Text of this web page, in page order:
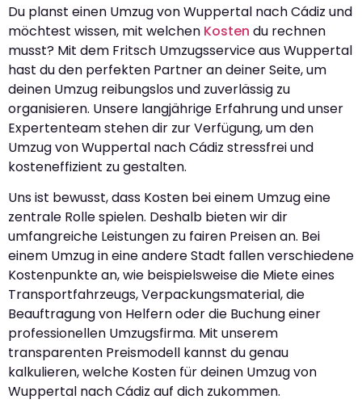
Du planst einen Umzug von Wuppertal nach Cádiz und
möchtest wissen, mit welchen Kosten du rechnen
musst? Mit dem Fritsch Umzugsservice aus Wuppertal
hast du den perfekten Partner an deiner Seite, um
deinen Umzug reibungslos und zuverlässig zu
organisieren. Unsere langjährige Erfahrung und unser
Expertenteam stehen dir zur Verfügung, um den
Umzug von Wuppertal nach Cádiz stressfrei und
kosteneffizient zu gestalten.
Uns ist bewusst, dass Kosten bei einem Umzug eine
zentrale Rolle spielen. Deshalb bieten wir dir
umfangreiche Leistungen zu fairen Preisen an. Bei
einem Umzug in eine andere Stadt fallen verschiedene
Kostenpunkte an, wie beispielsweise die Miete eines
Transportfahrzeugs, Verpackungsmaterial, die
Beauftragung von Helfern oder die Buchung einer
professionellen Umzugsfirma. Mit unserem
transparenten Preismodell kannst du genau
kalkulieren, welche Kosten für deinen Umzug von
Wuppertal nach Cádiz auf dich zukommen.